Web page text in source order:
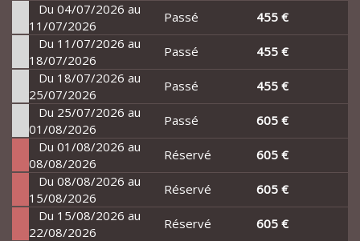
Du 04/07/2026 au
11/07/2026
Passé
455 €
Du 11/07/2026 au
18/07/2026
Passé
455 €
Du 18/07/2026 au
25/07/2026
Passé
455 €
Du 25/07/2026 au
01/08/2026
Passé
605 €
Du 01/08/2026 au
08/08/2026
Réservé
605 €
Du 08/08/2026 au
15/08/2026
Réservé
605 €
Du 15/08/2026 au
22/08/2026
Réservé
605 €